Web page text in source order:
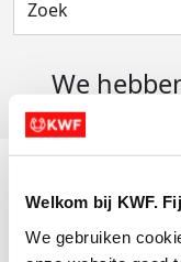
Welkom bij KWF.
We gebruiken
We
Actiematerialen
Evenementen